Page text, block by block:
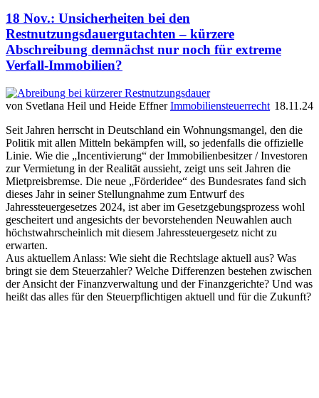
18 Nov.: Unsicherheiten bei den
Restnutzungsdauergutachten – kürzere
Abschreibung demnächst nur noch für extreme
Verfall-Immobilien?
von Svetlana Heil und Heide Effner Immobiliensteuerrecht 18.11.24
Seit Jahren herrscht in Deutschland ein Wohnungsmangel, den die
Politik mit allen Mitteln bekämpfen will, so jedenfalls die offizielle
Linie. Wie die „Incentivierung“ der Immobilienbesitzer / Investoren
zur Vermietung in der Realität aussieht, zeigt uns seit Jahren die
Mietpreisbremse. Die neue „Förderidee“ des Bundesrates fand sich
dieses Jahr in seiner Stellungnahme zum Entwurf des
Jahressteuergesetzes 2024, ist aber im Gesetzgebungsprozess wohl
gescheitert und angesichts der bevorstehenden Neuwahlen auch
höchstwahrscheinlich mit diesem Jahressteuergesetz nicht zu
erwarten.
Aus aktuellem Anlass: Wie sieht die Rechtslage aktuell aus? Was
bringt sie dem Steuerzahler? Welche Differenzen bestehen zwischen
der Ansicht der Finanzverwaltung und der Finanzgerichte? Und was
heißt das alles für den Steuerpflichtigen aktuell und für die Zukunft?